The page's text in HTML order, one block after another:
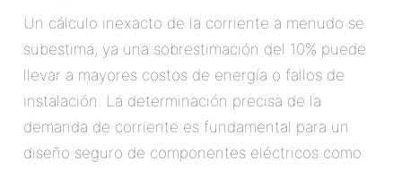
Un cálculo inexacto de la corriente a menudo se
subestima; ya una sobrestimación del 10% puede
llevar a mayores costos de energía o fallos de
instalación. La determinación precisa de la
demanda de corriente es fundamental para un
diseño seguro de componentes eléctricos como